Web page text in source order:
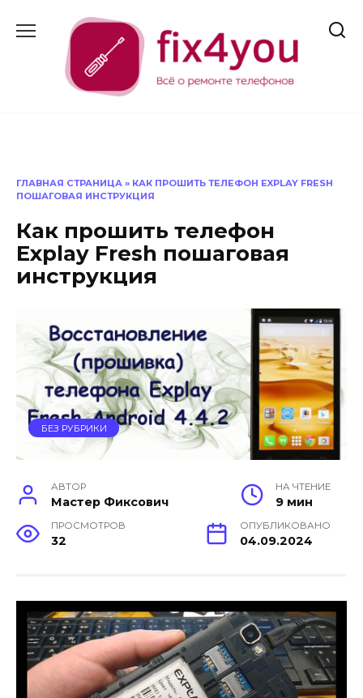
содержанию
ГЛАВНАЯ СТРАНИЦА » КАК ПРОШИТЬ ТЕЛЕФОН EXPLAY FRESH
ПОШАГОВАЯ ИНСТРУКЦИЯ
Как прошить телефон
Explay Fresh пошаговая
инструкция
БЕЗ РУБРИКИ
АВТОР
Мастер Фиксович
НА ЧТЕНИЕ
9 мин
ПРОСМОТРОВ
32
ОПУБЛИКОВАНО
04.09.2024